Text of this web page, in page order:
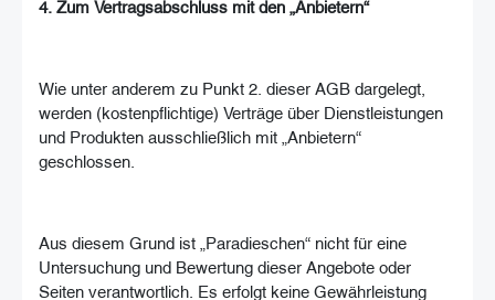
4. Zum Vertragsabschluss mit den „Anbietern“
Wie unter anderem zu Punkt 2. dieser AGB dargelegt,
werden (kostenpflichtige) Verträge über Dienstleistungen
und Produkten ausschließlich mit „Anbietern“
geschlossen.
Aus diesem Grund ist „Paradieschen“ nicht für eine
Untersuchung und Bewertung dieser Angebote oder
Seiten verantwortlich. Es erfolgt keine Gewährleistung